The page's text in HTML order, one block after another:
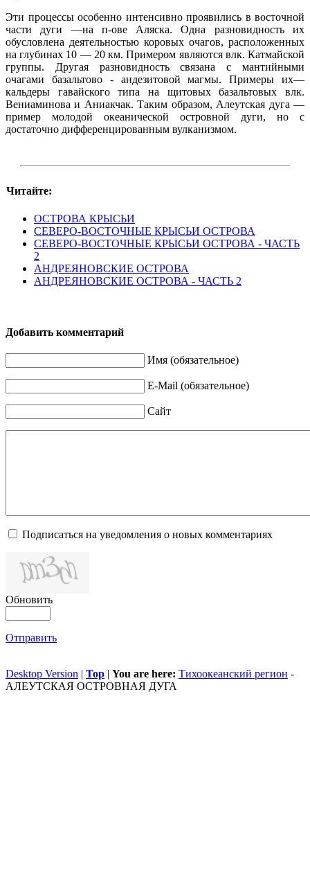
Эти процессы особенно интенсивно проявились в восточной
части дуги —на п-ове Аляска. Одна разновидность их
обусловлена деятельностью коровых очагов, расположенных
на глубинах 10 — 20 км. Примером являются влк. Катмайской
группы. Другая разновидность связана с мантийными
очагами базальтово - андезитовой магмы. Примеры их—
кальдеры гавайского типа на щитовых базальтовых влк.
Вениаминова и Аниакчак. Таким образом, Алеутская дуга —
пример молодой океанической островной дуги, но с
достаточно дифференцированным вулканизмом.
Читайте:
ОСТРОВА КРЫСЬИ
СЕВЕРО-ВОСТОЧНЫЕ КРЫСЬИ ОСТРОВА
СЕВЕРО-ВОСТОЧНЫЕ КРЫСЬИ ОСТРОВА - ЧАСТЬ
2
АНДРЕЯНОВСКИЕ ОСТРОВА
АНДРЕЯНОВСКИЕ ОСТРОВА - ЧАСТЬ 2
Добавить комментарий
Имя (обязательное)
E-Mail (обязательное)
Сайт
Подписаться на уведомления о новых комментариях
Обновить
Отправить
Desktop Version | Top | You are here: Тихоокеанский регион -
АЛЕУТСКАЯ ОСТРОВНАЯ ДУГА